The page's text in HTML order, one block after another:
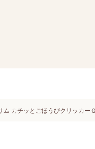
ム カチッとごほうびクリッカー